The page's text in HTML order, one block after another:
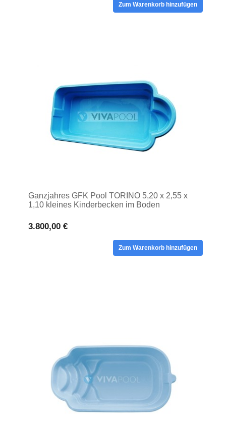
Zum Warenkorb hinzufügen
Ganzjahres GFK Pool TORINO 5,20 x 2,55 x
1,10 kleines Kinderbecken im Boden
3.800,00 €
Zum Warenkorb hinzufügen